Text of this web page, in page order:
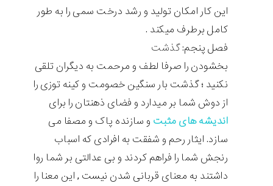
این کار امکان تولید و رشد درخت سمی را به طور
کامل برطرف میکند .
فصل پنجم:گذشت
بخشودن را صرفا لطف و مرحمت به دیگران تلقی
نکنید ؛ گذشت بار سنگین خصومت و کینه توزی را
از دوش شما بر میدارد و فضای ذهنتان را برای
اندیشه های مثبت و سازنده پاک و مصفا می
سازد. ایثار رحم و شفقت به افرادی که اسباب
رنجش شما را فراهم کردند و بی عدالتی بر شما روا
داشتند به معنای قربانی شدن نیست , این معنا را